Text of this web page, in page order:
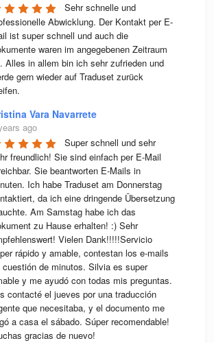
Sehr schnelle und
Abwicklung. Der Kontakt per E-
ist super schnell und auch die
waren im angegebenen Zeitraum
Alles in allem bin ich sehr zufrieden und
gern wieder auf Traduset zurück
Vara Navarrete
ago
Super schnell und sehr
freundlich! Sie sind einfach per E-Mail
Sie beantworten E-Mails in
Ich habe Traduset am Donnerstag
da ich eine dringende Übersetzung
Am Samstag habe ich das
zu Hause erhalten! :) Sehr
Vielen Dank!!!!!Servicio
rápido y amable, contestan los e-mails
cuestión de minutos. Silvia es super
y me ayudó con todas mis preguntas.
contacté el jueves por una traducción
que necesitaba, y el documento me
a casa el sábado. Súper recomendable!
gracias de nuevo!